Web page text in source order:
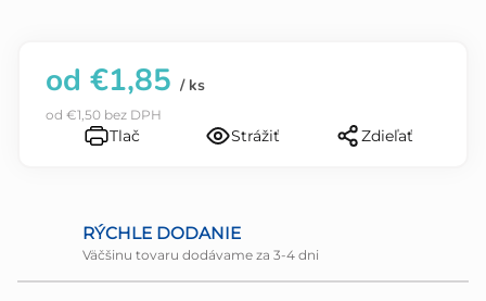
od €1,85 / ks
od €1,50 bez DPH
Tlač Strážiť Zdieľať
RÝCHLE DODANIE
Väčšinu tovaru dodávame za 3-4 dni